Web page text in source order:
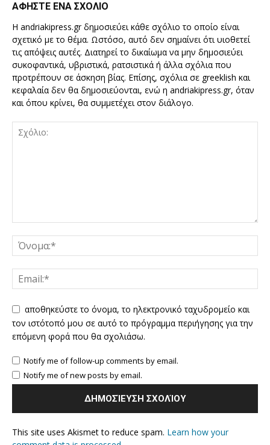
ΑΦΗΣΤΕ ΕΝΑ ΣΧΟΛΙΟ
Η andriakipress.gr δημοσιεύει κάθε σχόλιο το οποίο είναι
σχετικό με το θέμα. Ωστόσο, αυτό δεν σημαίνει ότι υιοθετεί
τις απόψεις αυτές. Διατηρεί το δικαίωμα να μην δημοσιεύει
συκοφαντικά, υβριστικά, ρατσιστικά ή άλλα σχόλια που
προτρέπουν σε άσκηση βίας. Επίσης, σχόλια σε greeklish και
κεφαλαία δεν θα δημοσιεύονται, ενώ η andriakipress.gr, όταν
και όπου κρίνει, θα συμμετέχει στον διάλογο.
αποθηκεύστε το όνομα, το ηλεκτρονικό ταχυδρομείο και
τον ιστότοπό μου σε αυτό το πρόγραμμα περιήγησης για την
επόμενη φορά που θα σχολιάσω.
Notify me of follow-up comments by email.
Notify me of new posts by email.
This site uses Akismet to reduce spam. Learn how your